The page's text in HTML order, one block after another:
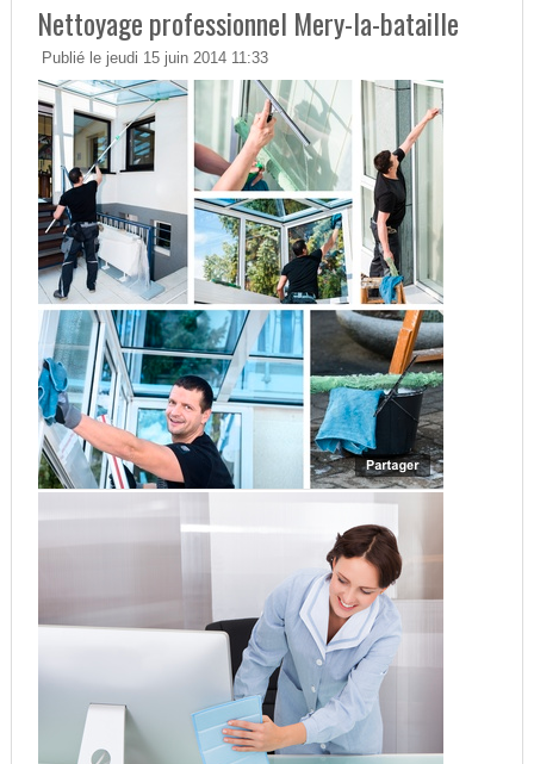
Nettoyage professionnel Mery-la-bataille
Publié le jeudi 15 juin 2014 11:33